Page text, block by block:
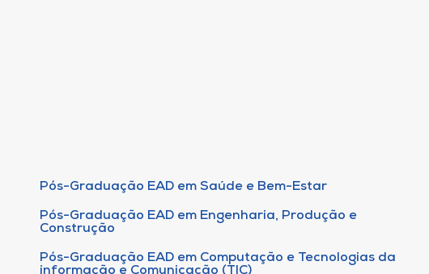
Pós-Graduação EAD em Saúde e Bem-Estar
Pós-Graduação EAD em Engenharia, Produção e
Construção
Pós-Graduação EAD em Computação e Tecnologias da
informação e Comunicação (TIC)